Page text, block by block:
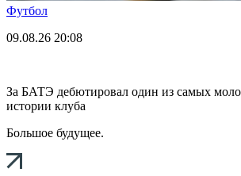
Футбол
09.08.26 20:08
За БАТЭ дебютировал один из самых
истории клуба
Большое будущее.